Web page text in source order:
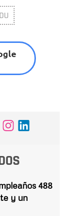
488
y un